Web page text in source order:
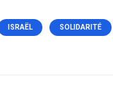
ISRAËL SOLIDARITÉ